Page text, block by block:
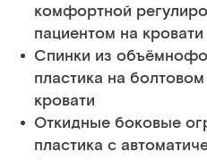
комфортной
пациентом на кровати
Спинки из
пластика на
кровати
Откидные боковые
пластика с